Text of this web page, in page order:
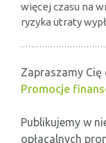
więcej czasu na
ryzyka utraty
Zapraszamy Cię
Promocje
Publikujemy w
opłacalnych